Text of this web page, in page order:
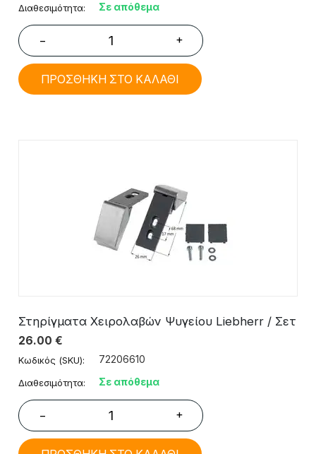
Διαθεσιμότητα: Σε απόθεμα
− +
ΠΡΟΣΘΗΚΗ ΣΤΟ ΚΑΛΑΘΙ
Στηρίγματα Χειρολαβών Ψυγείου Liebherr / Σετ
26.00 €
Κωδικός (SKU): 72206610
Διαθεσιμότητα: Σε απόθεμα
− +